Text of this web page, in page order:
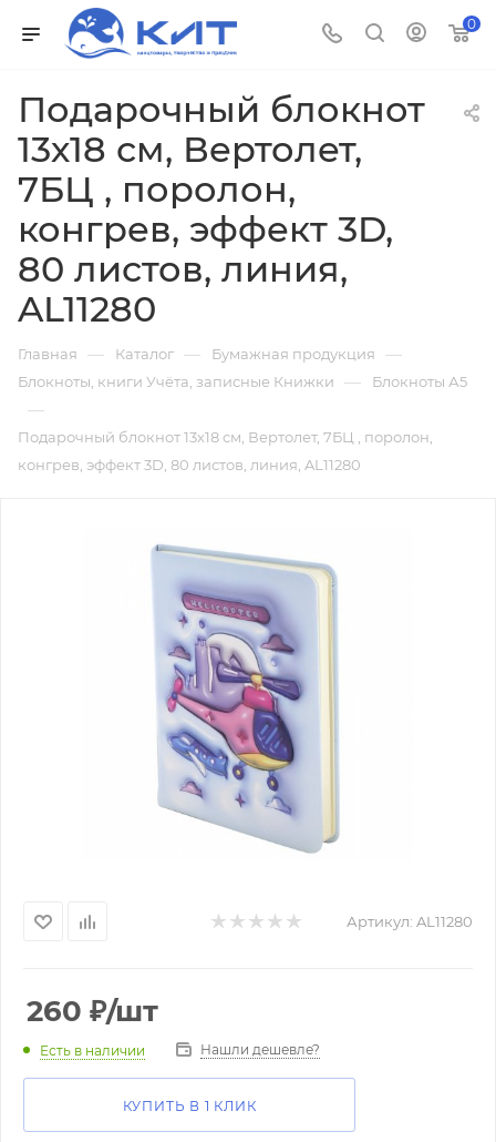
0
Подарочный блокнот
13х18 см, Вертолет,
7БЦ , поролон,
конгрев, эффект 3D,
80 листов, линия,
AL11280
Главная — Каталог — Бумажная продукция —
Блокноты, книги Учёта, записные Книжки — Блокноты А5
—
Подарочный блокнот 13х18 см, Вертолет, 7БЦ , поролон,
конгрев, эффект 3D, 80 листов, линия, AL11280
Артикул: AL11280
260 ₽/шт
Есть в наличии Нашли дешевле?
КУПИТЬ В 1 КЛИК